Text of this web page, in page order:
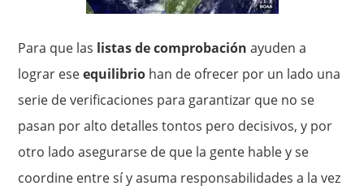
Para que las listas de comprobación ayuden a
lograr eseequilibrio han de ofrecer por un lado una
serie de verificaciones para garantizar que no se
pasan por alto detalles tontos pero decisivos, y por
otro lado asegurarse de que la gente hable y se
coordine entre sí y asuma responsabilidades a la vez